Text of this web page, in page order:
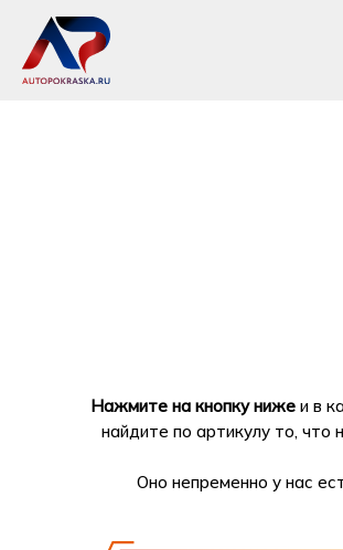
Нажмите на кнопку ниже и в
найдите по артикулу то, что
Оно непременно у нас